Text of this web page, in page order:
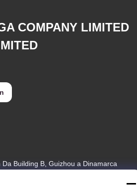
COMPANY LIMITED
Building B, Guizhou a Dinamarca
Foshan, Guangdong, China